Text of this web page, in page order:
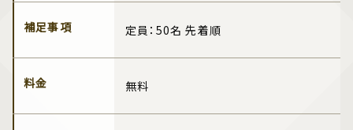
補足事項 定員：50名 先着順
料金 無料